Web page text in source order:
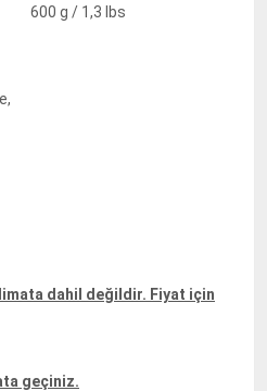
600 g / 1,3 lbs
dahil değildir. Fiyat için
geçiniz.